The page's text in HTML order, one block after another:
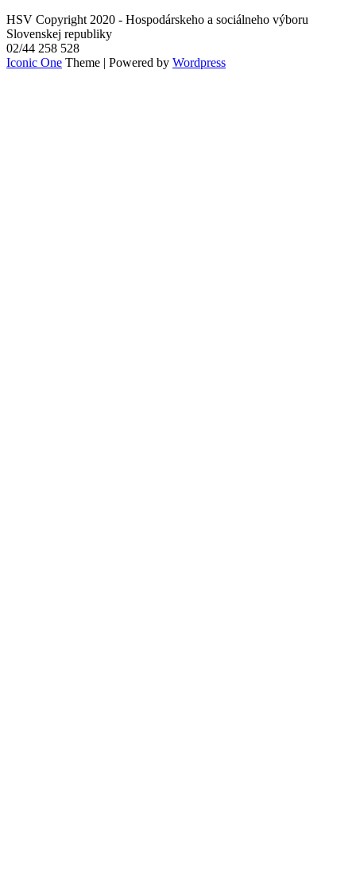
HSV Copyright 2020 - Hospodárskeho a sociálneho výboru
Slovenskej republiky
02/44 258 528
Iconic One Theme | Powered by Wordpress